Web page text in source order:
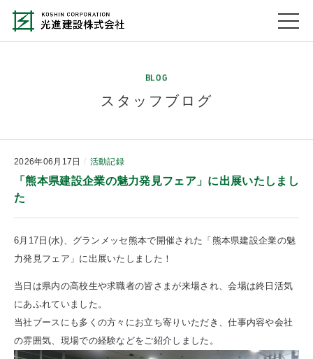
BLOG
スタッフブログ
2026年06月17日 活動記録
「熊本県建設企業の魅力発見フェア」に出展いたしまし
た
6月17日(水)、グランメッセ熊本で開催された「熊本県建設企業の魅
力発見フェア」に出展いたしました！
当日は県内の高校生や求職者の皆さまが来場され、会場は終日活気
にあふれていました。
当社ブースにも多くの方々にお立ち寄りいただき、仕事内容や会社
の雰囲気、現場での経験などをご紹介しました。